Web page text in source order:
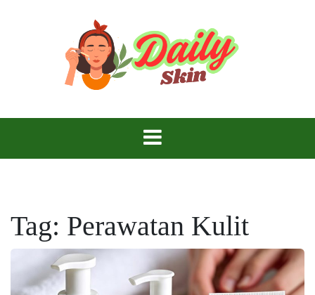
Daily Skin
Tag: Perawatan Kulit